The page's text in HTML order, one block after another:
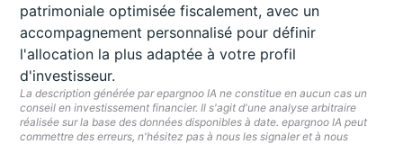
patrimoniale optimisée fiscalement, avec un
accompagnement personnalisé pour définir
l'allocation la plus adaptée à votre profil
d'investisseur.
La description générée par epargnoo IA ne constitue en aucun cas un
conseil en investissement financier. Il s'agit d'une analyse arbitraire
réalisée sur la base des données disponibles à date. epargnoo IA peut
commettre des erreurs, n'hésitez pas à nous les signaler et à nous